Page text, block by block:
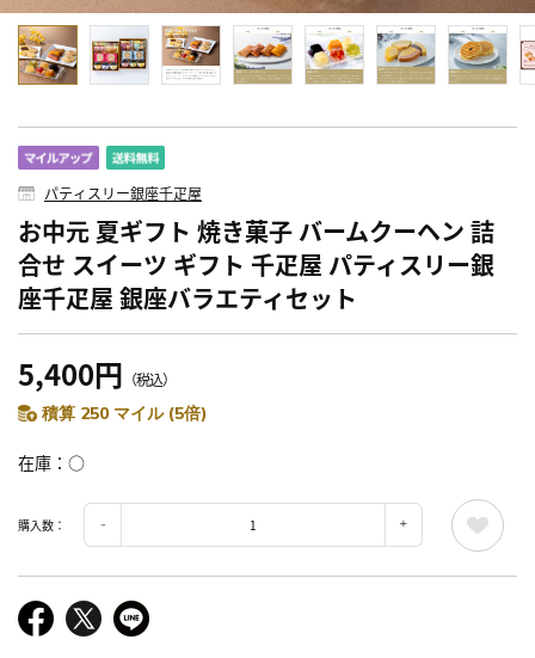
パティスリー銀座千疋屋
お中元 夏ギフト 焼き菓子 バームクーヘン 詰
合せ スイーツ ギフト 千疋屋 パティスリー銀
座千疋屋 銀座バラエティセット
5,400円 （税込）
積算 250 マイル (5倍)
在庫 ○
購入数：